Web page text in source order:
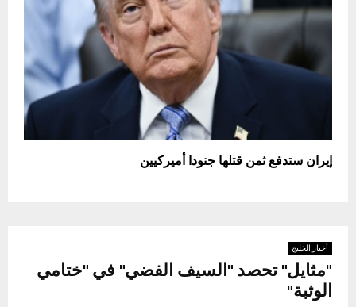
إيران ستدفع ثمن قتلها جنودا أميركيين
أخبار الخليج
"مثايل" تحصد "السيف الفضي" في "ختامي
الوثبة"